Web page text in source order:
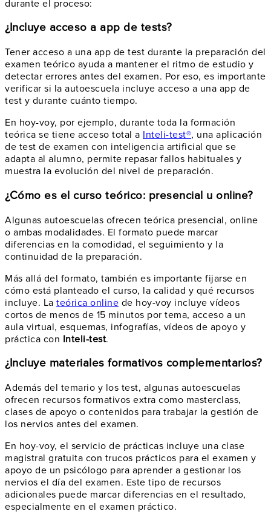
durante el proceso:
¿Incluye acceso a app de tests?
Tener acceso a una app de test durante la preparación del
examen teórico ayuda a mantener el ritmo de estudio y
detectar errores antes del examen. Por eso, es importante
verificar si la autoescuela incluye acceso a una app de
test y durante cuánto tiempo.
En hoy-voy, por ejemplo, durante toda la formación
teórica se tiene acceso total a Inteli-test®, una aplicación
de test de examen con inteligencia artificial que se
adapta al alumno, permite repasar fallos habituales y
muestra la evolución del nivel de preparación.
¿Cómo es el curso teórico: presencial u online?
Algunas autoescuelas ofrecen teórica presencial, online
o ambas modalidades. El formato puede marcar
diferencias en la comodidad, el seguimiento y la
continuidad de la preparación.
Más allá del formato, también es importante fijarse en
cómo está planteado el curso, la calidad y qué recursos
incluye. La teórica online de hoy-voy incluye vídeos
cortos de menos de 15 minutos por tema, acceso a un
aula virtual, esquemas, infografías, vídeos de apoyo y
práctica con Inteli-test.
¿Incluye materiales formativos complementarios?
Además del temario y los test, algunas autoescuelas
ofrecen recursos formativos extra como masterclass,
clases de apoyo o contenidos para trabajar la gestión de
los nervios antes del examen.
En hoy-voy, el servicio de prácticas incluye una clase
magistral gratuita con trucos prácticos para el examen y
apoyo de un psicólogo para aprender a gestionar los
nervios el día del examen. Este tipo de recursos
adicionales puede marcar diferencias en el resultado,
especialmente en el examen práctico.